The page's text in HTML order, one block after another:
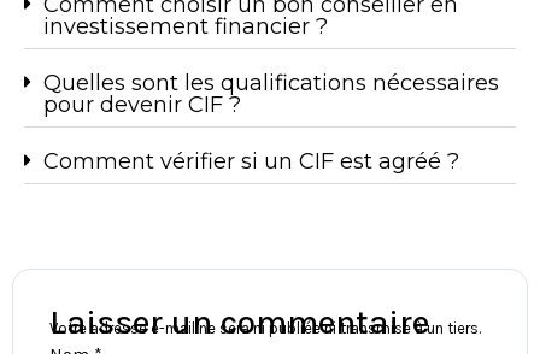
Comment choisir un bon conseiller en
investissement financier ?
Quelles sont les qualifications nécessaires
pour devenir CIF ?
Comment vérifier si un CIF est agréé ?
Laisser un commentaire
Votre adresse e-mail ne sera ni publiée ni transmise à un tiers.